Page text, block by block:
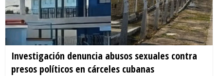
Investigación denuncia abusos sexuales contra
presos políticos en cárceles cubanas